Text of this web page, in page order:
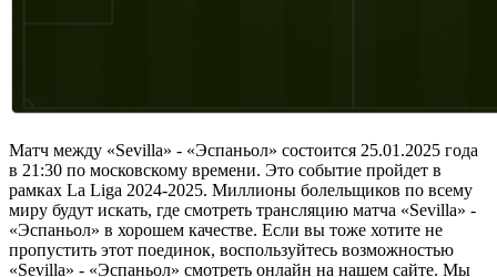
Матч между «Sevilla» - «Эспаньол» состоится 25.01.2025 года
в 21:30 по московскому времени. Это событие пройдет в
рамках La Liga 2024-2025. Миллионы болельщиков по всему
миру будут искать, где смотреть трансляцию матча «Sevilla» -
«Эспаньол» в хорошем качестве. Если вы тоже хотите не
пропустить этот поединок, воспользуйтесь возможностью
«Sevilla» - «Эспаньол» смотреть онлайн на нашем сайте. Мы